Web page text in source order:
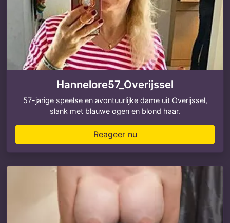
Hannelore57_Overijssel
57-jarige speelse en avontuurlijke dame uit Overijssel,
slank met blauwe ogen en blond haar.
Reageer nu